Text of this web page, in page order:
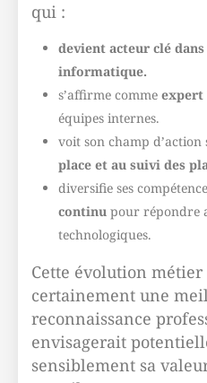
qui :
devient acteur clé
informatique.
s’affirme comme expert
équipes internes.
voit son champ d’action
place et au suivi des
diversifie ses
continu pour répondre
technologiques.
Cette évolution
certainement une
reconnaissance
envisagerait
sensiblement sa